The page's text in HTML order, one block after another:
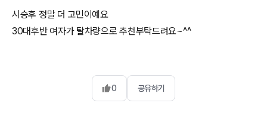
시승후 정말 더 고민이예요
30대후반 여자가 탈차량으로 추천부탁드려요~^^
0 공유하기